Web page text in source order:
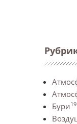
Бури19